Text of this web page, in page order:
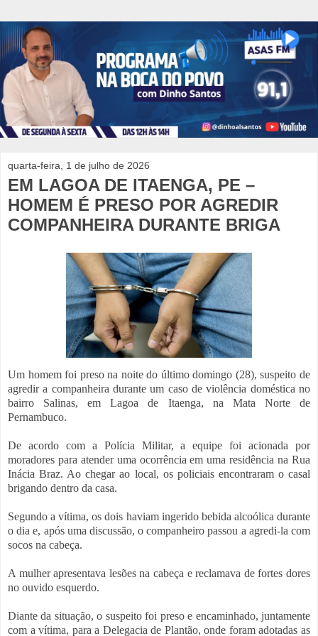
quarta-feira, 1 de julho de 2026
EM LAGOA DE ITAENGA, PE –
HOMEM É PRESO POR AGREDIR
COMPANHEIRA DURANTE BRIGA
Um homem foi preso na noite do último domingo (28), suspeito de
agredir a companheira durante um caso de violência doméstica no
bairro Salinas, em Lagoa de Itaenga, na Mata Norte de
Pernambuco.
De acordo com a Polícia Militar, a equipe foi acionada por
moradores para atender uma ocorrência em uma residência na Rua
Inácia Braz. Ao chegar ao local, os policiais encontraram o casal
brigando dentro da casa.
Segundo a vítima, os dois haviam ingerido bebida alcoólica durante
o dia e, após uma discussão, o companheiro passou a agredi-la com
socos na cabeça.
A mulher apresentava lesões na cabeça e reclamava de fortes dores
no ouvido esquerdo.
Diante da situação, o suspeito foi preso e encaminhado, juntamente
com a vítima, para a Delegacia de Plantão, onde foram adotadas as